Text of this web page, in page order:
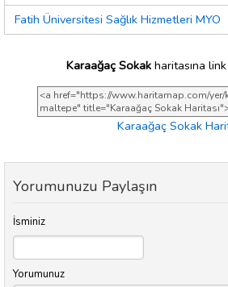
Fatih Üniversitesi Sağlık Hizmetleri MYO
Karaağaç Sokak haritasına
Karaağaç Sokak
Yorumunuzu Paylaşın
İsminiz
Yorumunuz